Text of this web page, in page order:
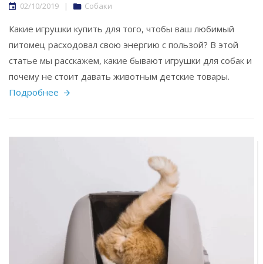
02/10/2019 | Собаки
Какие игрушки купить для того, чтобы ваш любимый
питомец расходовал свою энергию с пользой? В этой
статье мы расскажем, какие бывают игрушки для собак и
почему не стоит давать животным детские товары.
Подробнее